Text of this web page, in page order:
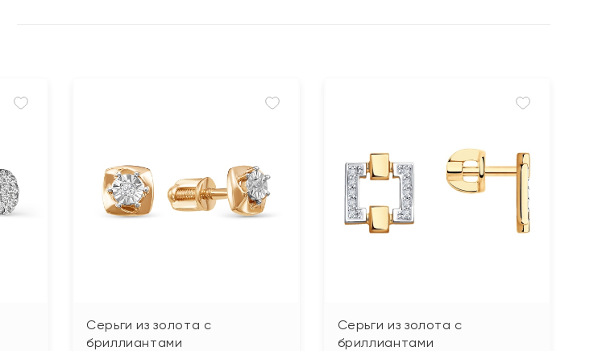
Серьги из золота с
бриллиантами
Серьги из золота с
бриллиантами